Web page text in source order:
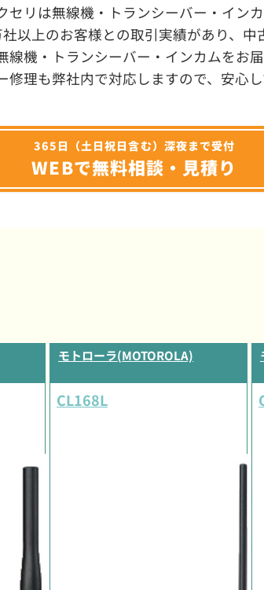
セリは無線機・トランシーバー・イン
以上のお客様との取引実績があり、
線機・トランシーバー・インカムをお
修理も弊社内で対応しますので、安心し
365日（土日祝日含む）深夜まで受付
WEBで無料相談・見積り
モトローラ(MOTOROLA)
CL168L